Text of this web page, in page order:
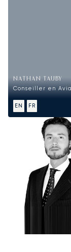
NATHAN TAUBY
Conseiller en
EN FR